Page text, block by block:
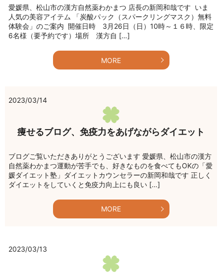
愛媛県、松山市の漢方自然薬わかまつ 店長の新岡和哉です いま
人気の美容アイテム 「炭酸パック（スパークリングマスク）無料
体験会」のご案内 開催日時 3月26日（日）10時～１６時、限定
6名様（要予約です）場所 漢方自 […]
MORE
2023/03/14
痩せるブログ、免疫力をあげながらダイエット
ブログご覧いただきありがとうございます 愛媛県、松山市の漢方
自然薬わかまつ運動が苦手でも、好きなものを食べてもOKの「愛
媛ダイエット塾」ダイエットカウンセラーの新岡和哉です 正しく
ダイエットをしていくと免疫力向上にも良い […]
MORE
2023/03/13